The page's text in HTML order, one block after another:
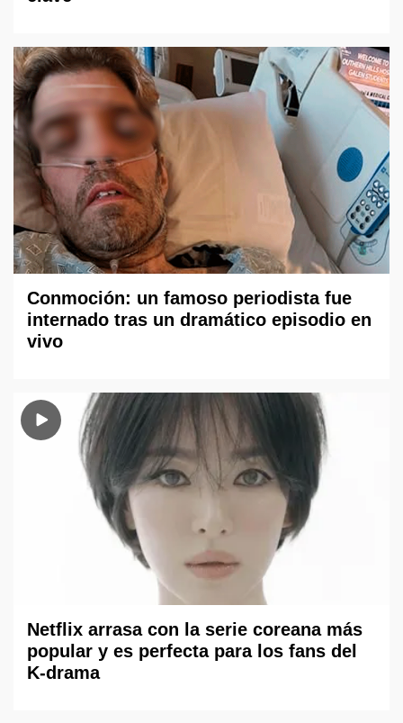
Conmoción: un famoso periodista fue
internado tras un dramático episodio en
vivo
Netflix arrasa con la serie coreana más
popular y es perfecta para los fans del
K-drama